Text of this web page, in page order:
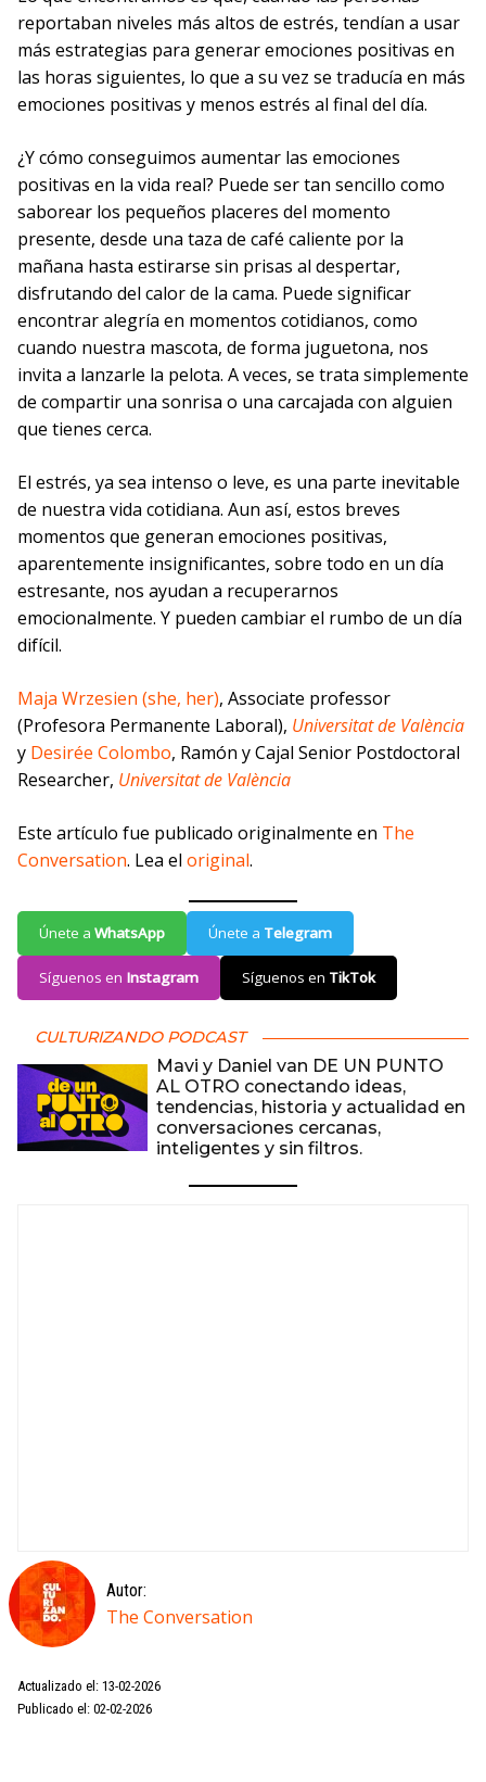
reportaban niveles más altos de estrés, tendían a usar
más estrategias para generar emociones positivas en
las horas siguientes, lo que a su vez se traducía en más
emociones positivas y menos estrés al final del día.
¿Y cómo conseguimos aumentar las emociones
positivas en la vida real? Puede ser tan sencillo como
saborear los pequeños placeres del momento
presente, desde una taza de café caliente por la
mañana hasta estirarse sin prisas al despertar,
disfrutando del calor de la cama. Puede significar
encontrar alegría en momentos cotidianos, como
cuando nuestra mascota, de forma juguetona, nos
invita a lanzarle la pelota. A veces, se trata simplemente
de compartir una sonrisa o una carcajada con alguien
que tienes cerca.
El estrés, ya sea intenso o leve, es una parte inevitable
de nuestra vida cotidiana. Aun así, estos breves
momentos que generan emociones positivas,
aparentemente insignificantes, sobre todo en un día
estresante, nos ayudan a recuperarnos
emocionalmente. Y pueden cambiar el rumbo de un día
difícil.
Maja Wrzesien (she, her), Associate professor
(Profesora Permanente Laboral), Universitat de València
y Desirée Colombo, Ramón y Cajal Senior Postdoctoral
Researcher, Universitat de València
Este artículo fue publicado originalmente en The
Conversation. Lea el original.
Únete a WhatsApp Únete a Telegram
Síguenos en Instagram Síguenos en TikTok
CULTURIZANDO PODCAST
Mavi y Daniel van DE UN PUNTO
AL OTRO conectando ideas,
tendencias, historia y actualidad en
conversaciones cercanas,
inteligentes y sin filtros.
Autor:
The Conversation
Actualizado el: 13-02-2026
Publicado el: 02-02-2026